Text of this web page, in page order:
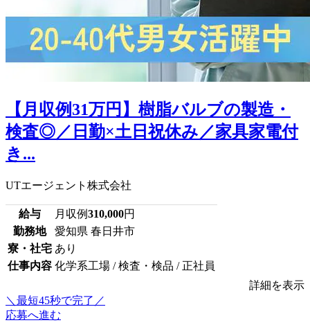
【月収例31万円】樹脂バルブの製造・
検査◎／日勤×土日祝休み／家具家電付
き...
UTエージェント株式会社
給与 月収例310,000円
勤務地
愛知県 春日井市
寮・社宅 あり
仕事内容 化学系工場 / 検査・検品 / 正社員
詳細を表示
＼最短45秒で完了／
応募へ進む